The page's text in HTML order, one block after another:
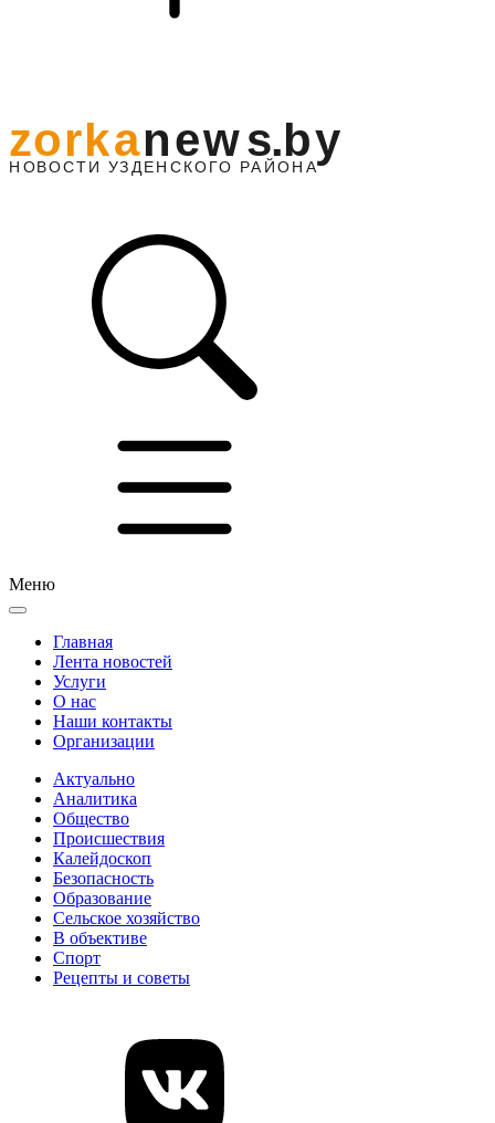
Меню
Главная
Лента новостей
Услуги
О нас
Наши контакты
Организации
Актуально
Аналитика
Общество
Происшествия
Калейдоскоп
Безопасность
Образование
Сельское хозяйство
В объективе
Спорт
Рецепты и советы